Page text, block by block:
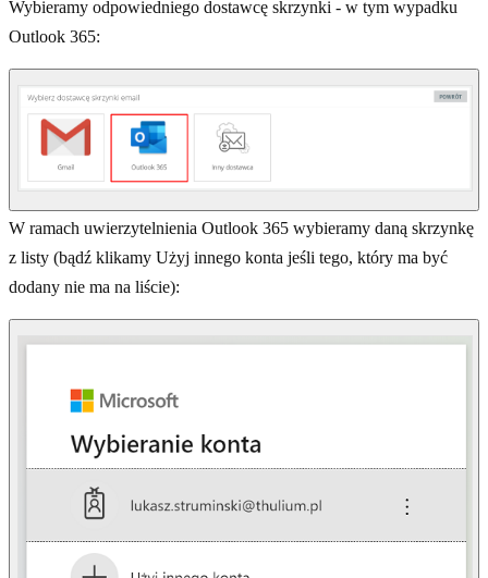
Wybieramy odpowiedniego dostawcę skrzynki - w tym wypadku
Outlook 365:
W ramach uwierzytelnienia Outlook 365 wybieramy daną skrzynkę
z listy (bądź klikamy Użyj innego konta jeśli tego, który ma być
dodany nie ma na liście):